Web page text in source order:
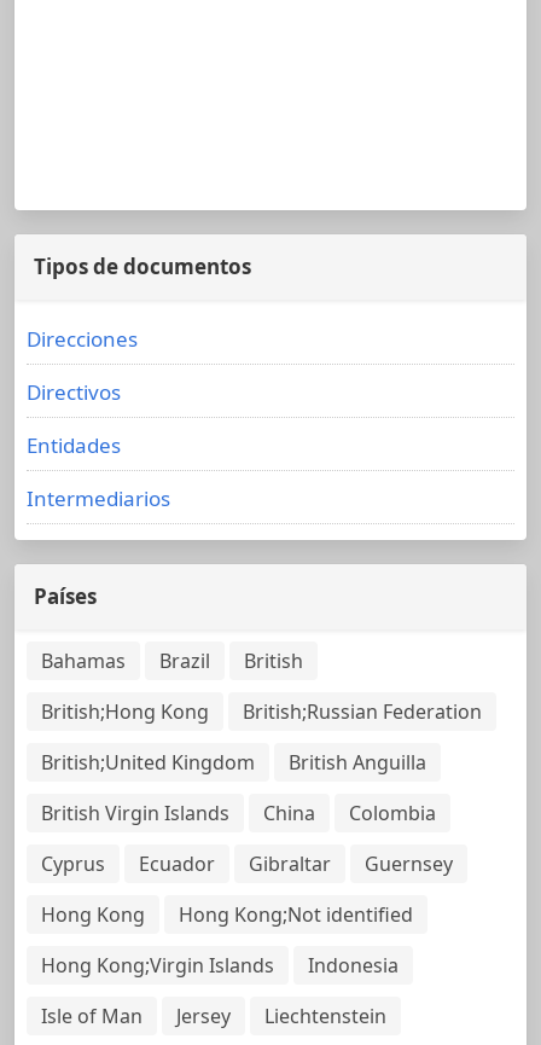
Tipos de documentos
Direcciones
Directivos
Entidades
Intermediarios
Países
Bahamas Brazil
British
British;Hong Kong
British;Russian Federation
British;United Kingdom
British Anguilla
British Virgin Islands
China
Colombia
Cyprus
Ecuador Gibraltar
Guernsey
Hong Kong
Hong Kong;Not identified
Hong Kong;Virgin Islands
Indonesia
Isle of Man
Jersey
Liechtenstein